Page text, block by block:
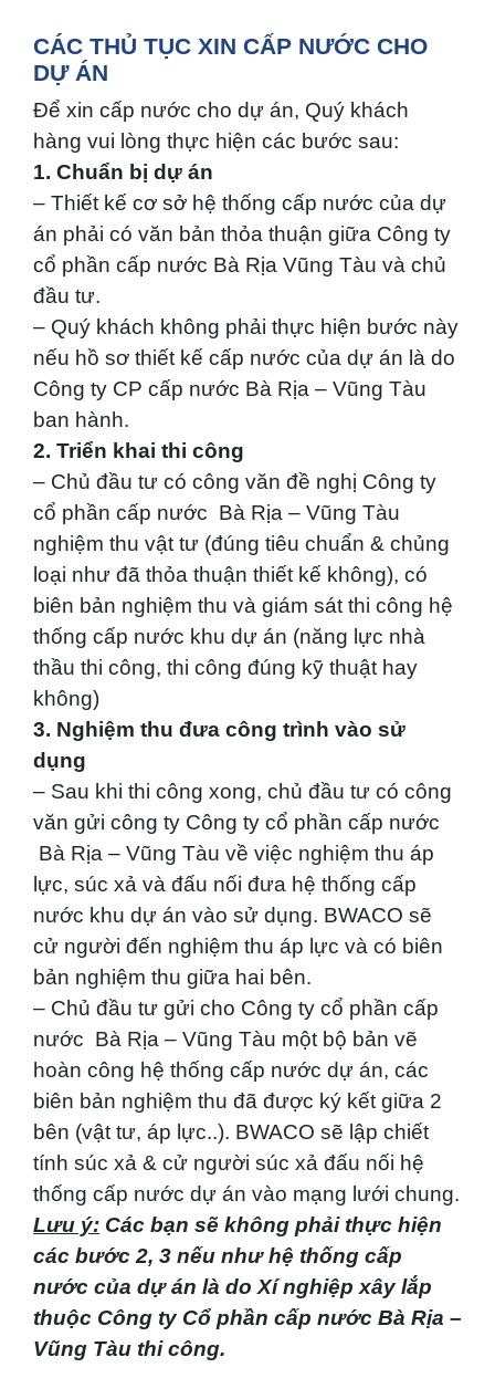
CÁC THỦ TỤC XIN CẤP NƯỚC CHO
DỰ ÁN
Để xin cấp nước cho dự án, Quý khách
hàng vui lòng thực hiện các bước sau:
1. Chuẩn bị dự án
– Thiết kế cơ sở hệ thống cấp nước của dự
án phải có văn bản thỏa thuận giữa Công ty
cổ phần cấp nước Bà Rịa Vũng Tàu và chủ
đầu tư.
– Quý khách không phải thực hiện bước này
nếu hồ sơ thiết kế cấp nước của dự án là do
Công ty CP cấp nước Bà Rịa – Vũng Tàu
ban hành.
2. Triển khai thi công
– Chủ đầu tư có công văn đề nghị Công ty
cổ phần cấp nước Bà Rịa – Vũng Tàu
nghiệm thu vật tư (đúng tiêu chuẩn & chủng
loại như đã thỏa thuận thiết kế không), có
biên bản nghiệm thu và giám sát thi công hệ
thống cấp nước khu dự án (năng lực nhà
thầu thi công, thi công đúng kỹ thuật hay
không)
3. Nghiệm thu đưa công trình vào sử
dụng
– Sau khi thi công xong, chủ đầu tư có công
văn gửi công ty Công ty cổ phần cấp nước
Bà Rịa – Vũng Tàu về việc nghiệm thu áp
lực, súc xả và đấu nối đưa hệ thống cấp
nước khu dự án vào sử dụng. BWACO sẽ
cử người đến nghiệm thu áp lực và có biên
bản nghiệm thu giữa hai bên.
– Chủ đầu tư gửi cho Công ty cổ phần cấp
nước Bà Rịa – Vũng Tàu một bộ bản vẽ
hoàn công hệ thống cấp nước dự án, các
biên bản nghiệm thu đã được ký kết giữa 2
bên (vật tư, áp lực..). BWACO sẽ lập chiết
tính súc xả & cử người súc xả đấu nối hệ
thống cấp nước dự án vào mạng lưới chung.
Lưu ý: Các bạn sẽ không phải thực hiện
các bước 2, 3 nếu như hệ thống cấp
nước của dự án là do Xí nghiệp xây lắp
thuộc Công ty Cổ phần cấp nước Bà Rịa –
Vũng Tàu thi công.